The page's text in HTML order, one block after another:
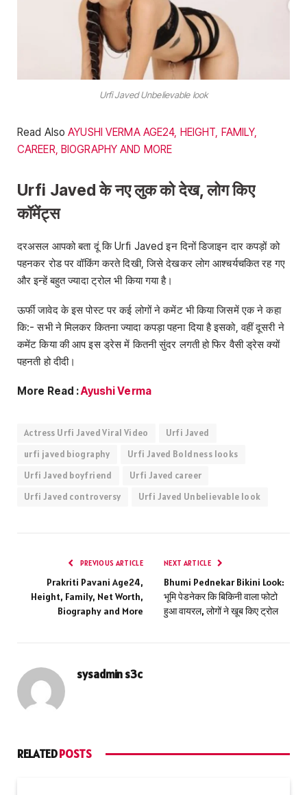
Urfi Javed Unbelievable look
Read Also AYUSHI VERMA AGE24, HEIGHT, FAMILY,
CAREER, BIOGRAPHY AND MORE
Urfi Javed के नए लुक को देख, लोगकिए
कॉमेंट्स
दरअसल आपको बता दूं कि Urfi Javed इन दिनों डिजाइन दार कपड़ों को
पहनकर रोड पर वॉकिंग करते दिखी, जिसे देखकर लोग आश्चर्यचकित रह गए
और इन्हें बहुत ज्यादा ट्रोल भी किया गया है।
ऊर्फी जावेद के इस पोस्ट पर कई लोगों ने कमेंट भी किया जिसमें एक ने कहा
कि:- सभी ने मिलकर कितना ज्यादा कपड़ा पहना दिया है इसको, वहीं दूसरी ने
कमेंट किया की आप इस ड्रेस में कितनी सुंदर लगती हो फिर वैसी ड्रेस क्यों
पहनती हो दीदी।
More Read :Ayushi Verma
Actress Urfi Javed Viral Video
Urfi Javed
urfi javed biography
Urfi Javed Boldness looks
Urfi Javed boyfriend
Urfi Javed career
Urfi Javed controversy
Urfi Javed Unbelievable look
PREVIOUS ARTICLE
Prakriti Pavani Age24,
Height, Family, Net Worth,
Biography and More
NEXT ARTICLE
Bhumi Pednekar Bikini Look:
भूमि पेडनेकर कि बिकिनी वाला फोटो
हुआ वायरल, लोगों ने खूब किए ट्रोल
sysadmin s3c
RELATEDPOSTS